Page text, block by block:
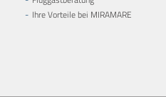
Ihre Vorteile bei MIRAMARE